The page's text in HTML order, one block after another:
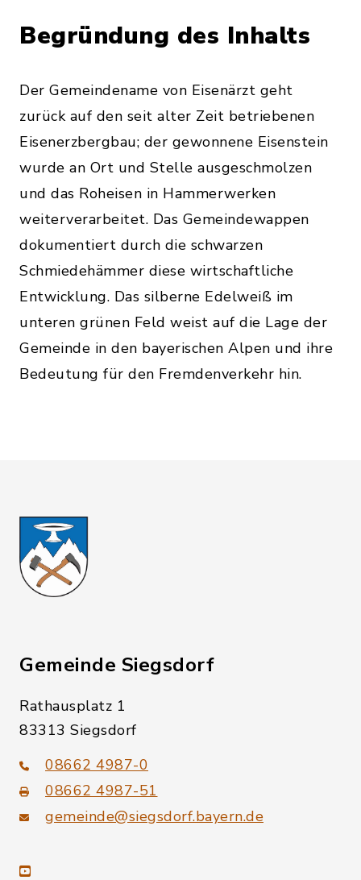
Begründung des Inhalts
Der Gemeindename von Eisenärzt geht
zurück auf den seit alter Zeit betriebenen
Eisenerzbergbau; der gewonnene Eisenstein
wurde an Ort und Stelle ausgeschmolzen
und das Roheisen in Hammerwerken
weiterverarbeitet. Das Gemeindewappen
dokumentiert durch die schwarzen
Schmiedehämmer diese wirtschaftliche
Entwicklung. Das silberne Edelweiß im
unteren grünen Feld weist auf die Lage der
Gemeinde in den bayerischen Alpen und ihre
Bedeutung für den Fremdenverkehr hin.
Gemeinde Siegsdorf
Rathausplatz 1
83313 Siegsdorf
08662 4987-0
08662 4987-51
gemeinde@siegsdorf.bayern.de
youtube